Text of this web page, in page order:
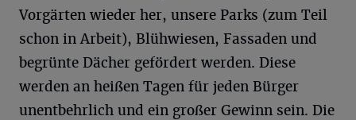
Vorgärten wieder her, unsere Parks (zum Teil
schon in Arbeit), Blühwiesen, Fassaden und
begrünte Dächer gefördert werden. Diese
werden an heißen Tagen für jeden Bürger
unentbehrlich und ein großer Gewinn sein. Die